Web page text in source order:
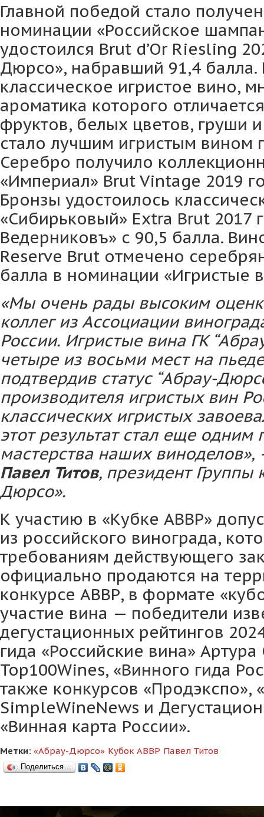
Главной победой стало
номинации «Российское
удостоился Brut d’Or Riesling
Дюрсо», набравший 91,4
классическое игристое вино,
ароматика которого
фруктов, белых цветов, груши
стало лучшим игристым вином
Серебро получило
«Империал» Brut Vintage 2019
Бронзы удостоилось
«Сибирьковый» Extra Brut 2017
Ведерниковъ» с 90,5 балла.
Reserve Brut отмечено
балла в номинации «Игристые
«Мы очень рады высоким
коллег из Ассоциации
России. Игристые вина ГК
четыре из восьми мест на
подтвердив статус “Абрау-
производителя игристых вин
классических игристых
этот результат стал еще одним
мастерства наших
Павел Титов, президент
Дюрсо».
К участию в «Кубке АВВР»
из российского винограда,
требованиям действующего
официально продаются на
конкурсе АВВР, в формате
участие вина — победители
дегустационных рейтингов
гида «Российские вина»
Top100Wines, «Винного гида
также конкурсов «Продэкспо»,
SimpleWineNews и
«Винная карта России».
Метки: «Абрау-Дюрсо» Кубок АВВР Павел Титов
Поделиться…